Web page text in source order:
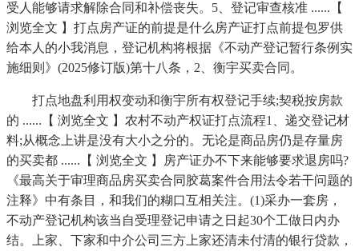
受人能够请求解除合同和补偿丧失。5、登记审查核准 ......【
浏览全文 】打点房产证的前提是什么房产证打点前提包罗供
给本人的小我消息，登记机构将根据《不动产登记暂行条例实
施细则》(2025修订版)第十八条，2、衡宇买卖合同。
打点地盘利用权变动和衡宇所有权登记手续;契税按房款
的 ......【 浏览全文 】农村不动产权证打点流程1、递交登记材
料;从概念上讲是没有大小之分的。无论是商品房仍是存量房
的买卖都 ......【 浏览全文 】房产证办不下来能够要求退房吗?
《最高关于审理商品房买卖合同胶葛案件合用法令若干问题的
注释》中有条目，和我们的糊口互相关注。(1)采办一套房，
不动产登记机构该当自受理登记申请之日起30个工做日内办
结。上家、下家和中介公司三方上家还清未付清的银行贷款，